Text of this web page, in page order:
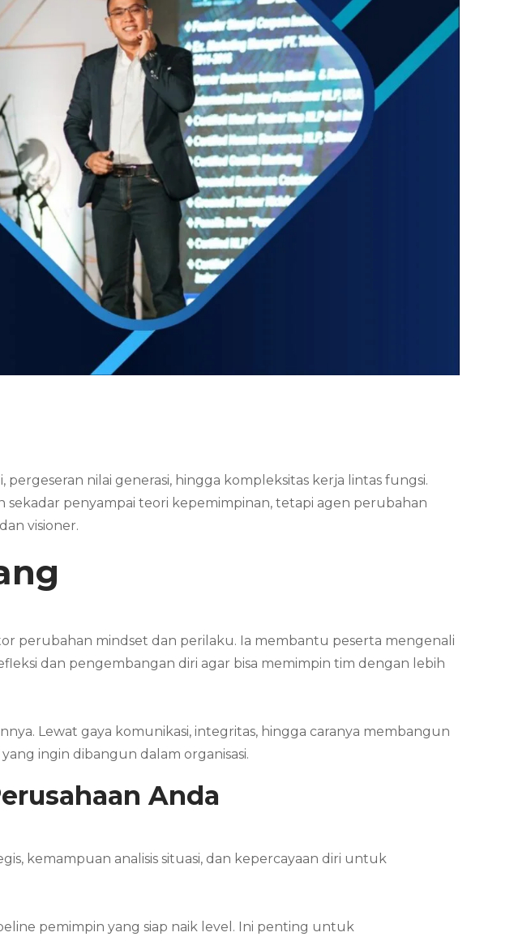
nilai generasi, hingga kompleksitas kerja lintas fungsi.
sekadar penyampai teori kepemimpinan, tetapi agen perubahan
visioner.
perubahan mindset dan perilaku. Ia membantu peserta mengenali
dan pengembangan diri agar bisa memimpin tim dengan lebih
Lewat gaya komunikasi, integritas, hingga caranya membangun
ingin dibangun dalam organisasi.
Anda
kemampuan analisis situasi, dan kepercayaan diri untuk
pemimpin yang siap naik level. Ini penting untuk